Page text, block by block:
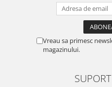
Vreau sa primesc
magazinului.